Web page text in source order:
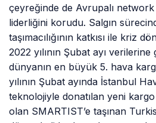
çeyreğinde de Avrupalı network
liderliğini korudu. Salgın
taşımacılığının katkısı ile kriz
2022 yılının Şubat ayı
dünyanın en büyük 5. hava
yılının Şubat ayında İstanbul
teknolojiyle donatılan yeni
olan SMARTIST’e taşınan